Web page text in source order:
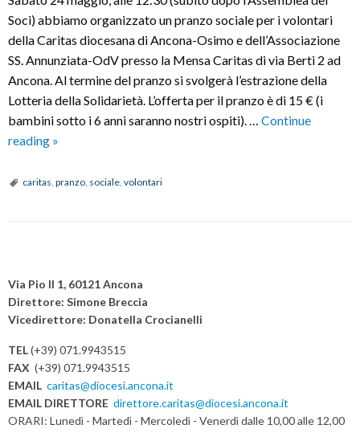
Soci) abbiamo organizzato un pranzo sociale per i volontari
della Caritas diocesana di Ancona-Osimo e dell’Associazione
SS. Annunziata-OdV presso la Mensa Caritas di via Berti 2 ad
Ancona. Al termine del pranzo si svolgerà l’estrazione della
Lotteria della Solidarietà. L’offerta per il pranzo è di 15 € (i
bambini sotto i 6 anni saranno nostri ospiti). … Continue
reading PRANZO
»
caritas pranzo sociale volontari
o
s
t
N
a
v
i
g
Via Pio II 1, 60121 Ancona
Direttore: Simone Breccia
Vicedirettore: Donatella Crocianelli
TEL(+39) 071.9943515
FAX (+39) 071.9943515
EMAIL caritas@diocesi.ancona.it
EMAIL DIRETTORE direttore.caritas@diocesi.ancona.it
ORARI: Lunedì - Martedì - Mercoledì - Venerdì dalle 10,00 alle 12,00